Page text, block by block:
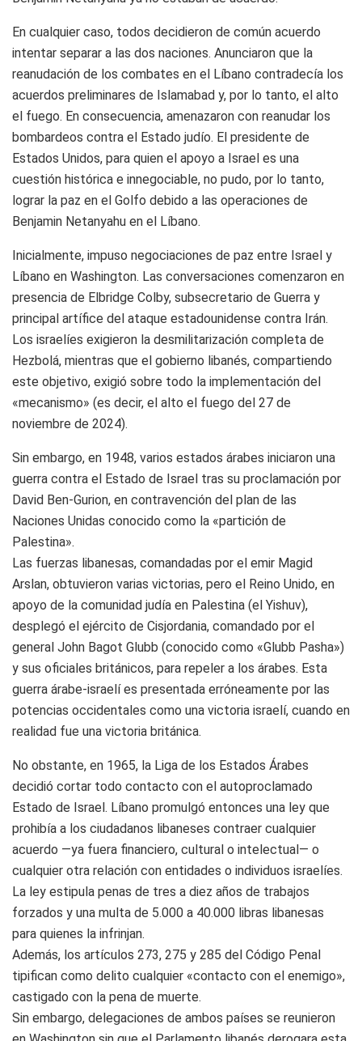
En cualquier caso, todos decidieron de común acuerdo
intentar separar a las dos naciones. Anunciaron que la
reanudación de los combates en el Líbano contradecía los
acuerdos preliminares de Islamabad y, por lo tanto, el alto
el fuego. En consecuencia, amenazaron con reanudar los
bombardeos contra el Estado judío. El presidente de
Estados Unidos, para quien el apoyo a Israel es una
cuestión histórica e innegociable, no pudo, por lo tanto,
lograr la paz en el Golfo debido a las operaciones de
Benjamin Netanyahu en el Líbano.
Inicialmente, impuso negociaciones de paz entre Israel y
Líbano en Washington. Las conversaciones comenzaron en
presencia de Elbridge Colby, subsecretario de Guerra y
principal artífice del ataque estadounidense contra Irán.
Los israelíes exigieron la desmilitarización completa de
Hezbolá, mientras que el gobierno libanés, compartiendo
este objetivo, exigió sobre todo la implementación del
«mecanismo» (es decir, el alto el fuego del 27 de
noviembre de 2024).
Sin embargo, en 1948, varios estados árabes iniciaron una
guerra contra el Estado de Israel tras su proclamación por
David Ben-Gurion, en contravención del plan de las
Naciones Unidas conocido como la «partición de
Palestina».
Las fuerzas libanesas, comandadas por el emir Magid
Arslan, obtuvieron varias victorias, pero el Reino Unido, en
apoyo de la comunidad judía en Palestina (el Yishuv),
desplegó el ejército de Cisjordania, comandado por el
general John Bagot Glubb (conocido como «Glubb Pasha»)
y sus oficiales británicos, para repeler a los árabes. Esta
guerra árabe-israelí es presentada erróneamente por las
potencias occidentales como una victoria israelí, cuando en
realidad fue una victoria británica.
No obstante, en 1965, la Liga de los Estados Árabes
decidió cortar todo contacto con el autoproclamado
Estado de Israel. Líbano promulgó entonces una ley que
prohibía a los ciudadanos libaneses contraer cualquier
acuerdo —ya fuera financiero, cultural o intelectual— o
cualquier otra relación con entidades o individuos israelíes.
La ley estipula penas de tres a diez años de trabajos
forzados y una multa de 5.000 a 40.000 libras libanesas
para quienes la infrinjan.
Además, los artículos 273, 275 y 285 del Código Penal
tipifican como delito cualquier «contacto con el enemigo»,
castigado con la pena de muerte.
Sin embargo, delegaciones de ambos países se reunieron